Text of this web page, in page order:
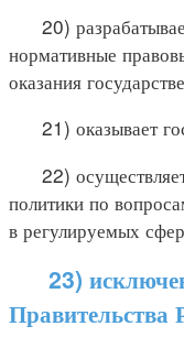
20)
нормативные
оказания
21) оказывает
22) осуществляет
политики по
в регулируемых
23)